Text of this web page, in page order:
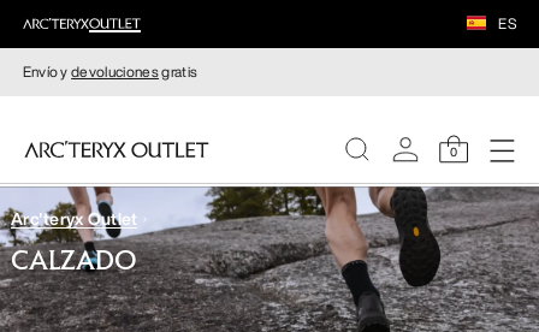
ES
Envío ydevolucionesgratis
0
MUJERE
HOMBRE
Arc'teryx Outlet
CALZADO